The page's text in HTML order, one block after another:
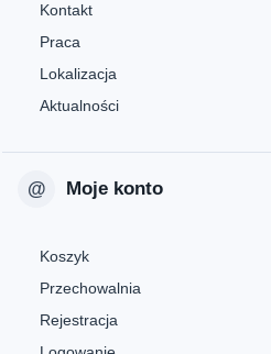
Kontakt
Praca
Lokalizacja
Aktualności
Moje konto
Koszyk
Przechowalnia
Rejestracja